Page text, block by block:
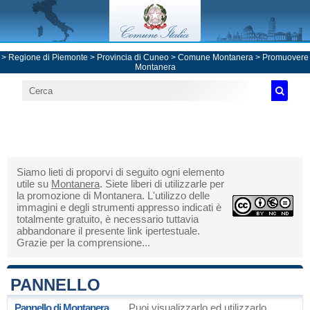
> Regione di Piemonte > Provincia di Cuneo > Comune Montanera > Promuovere
Montanera
Siamo lieti di proporvi di seguito ogni elemento
utile su Montanera. Siete liberi di utilizzarle per
la promozione di Montanera. L'utilizzo delle
immagini e degli strumenti appresso indicati è
totalmente gratuito, è necessario tuttavia
abbandonare il presente link ipertestuale.
Grazie per la comprensione...
PANNELLO
Pannello di Montanera Puoi visualizzarlo ed utilizzarlo